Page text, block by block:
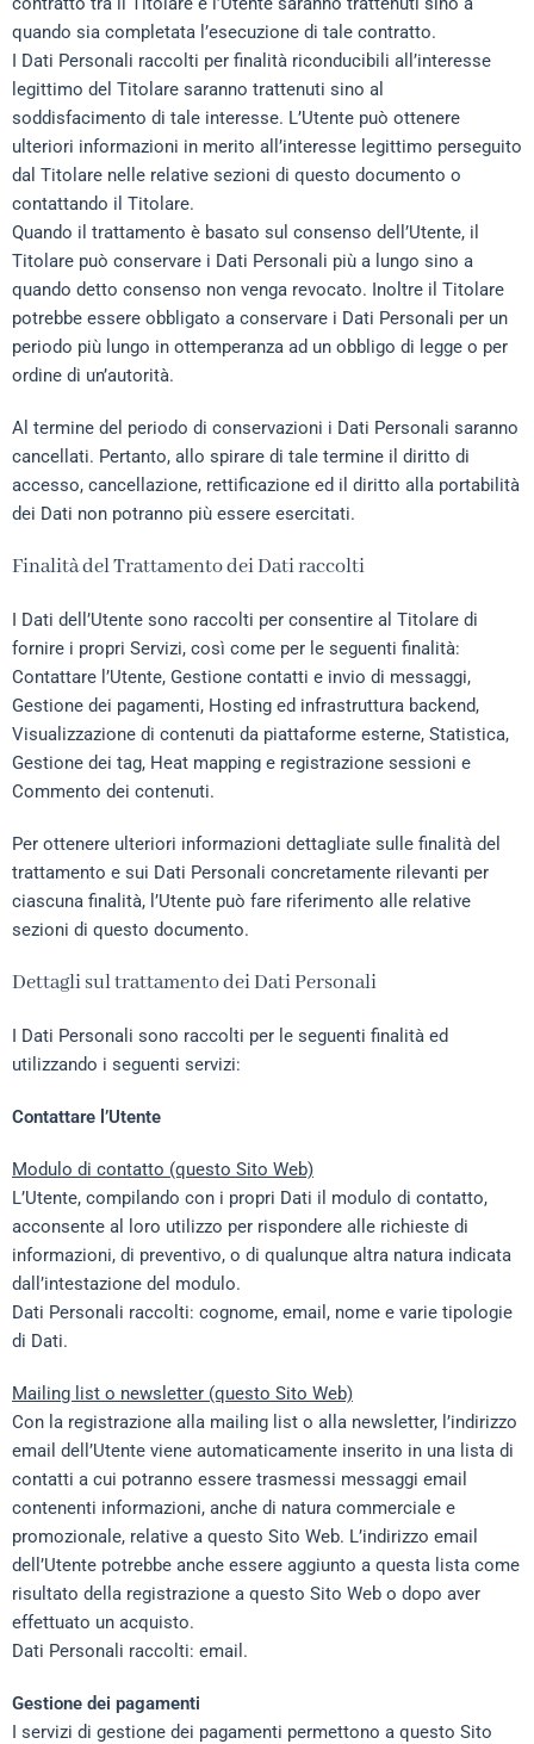
quando sia completata l’esecuzione di tale contratto.
I Dati Personali raccolti per finalità riconducibili all’interesse
legittimo del Titolare saranno trattenuti sino al
soddisfacimento di tale interesse. L’Utente può ottenere
ulteriori informazioni in merito all’interesse legittimo perseguito
dal Titolare nelle relative sezioni di questo documento o
contattando il Titolare.
Quando il trattamento è basato sul consenso dell’Utente, il
Titolare può conservare i Dati Personali più a lungo sino a
quando detto consenso non venga revocato. Inoltre il Titolare
potrebbe essere obbligato a conservare i Dati Personali per un
periodo più lungo in ottemperanza ad un obbligo di legge o per
ordine di un’autorità.
Al termine del periodo di conservazioni i Dati Personali saranno
cancellati. Pertanto, allo spirare di tale termine il diritto di
accesso, cancellazione, rettificazione ed il diritto alla portabilità
dei Dati non potranno più essere esercitati.
Finalità del Trattamento dei Dati raccolti
I Dati dell’Utente sono raccolti per consentire al Titolare di
fornire i propri Servizi, così come per le seguenti finalità:
Contattare l’Utente, Gestione contatti e invio di messaggi,
Gestione dei pagamenti, Hosting ed infrastruttura backend,
Visualizzazione di contenuti da piattaforme esterne, Statistica,
Gestione dei tag, Heat mapping e registrazione sessioni e
Commento dei contenuti.
Per ottenere ulteriori informazioni dettagliate sulle finalità del
trattamento e sui Dati Personali concretamente rilevanti per
ciascuna finalità, l’Utente può fare riferimento alle relative
sezioni di questo documento.
Dettagli sul trattamento dei Dati Personali
I Dati Personali sono raccolti per le seguenti finalità ed
utilizzando i seguenti servizi:
Contattare l’Utente
Modulo di contatto (questo Sito Web)
L’Utente, compilando con i propri Dati il modulo di contatto,
acconsente al loro utilizzo per rispondere alle richieste di
informazioni, di preventivo, o di qualunque altra natura indicata
dall’intestazione del modulo.
Dati Personali raccolti: cognome, email, nome e varie tipologie
di Dati.
Mailing list o newsletter (questo Sito Web)
Con la registrazione alla mailing list o alla newsletter, l’indirizzo
email dell’Utente viene automaticamente inserito in una lista di
contatti a cui potranno essere trasmessi messaggi email
contenenti informazioni, anche di natura commerciale e
promozionale, relative a questo Sito Web. L’indirizzo email
dell’Utente potrebbe anche essere aggiunto a questa lista come
risultato della registrazione a questo Sito Web o dopo aver
effettuato un acquisto.
Dati Personali raccolti: email.
Gestione dei pagamenti
I servizi di gestione dei pagamenti permettono a questo Sito